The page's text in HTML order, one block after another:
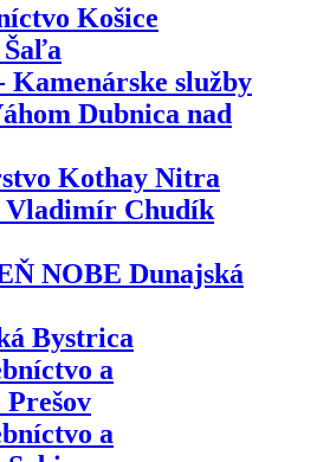
Košice
Kamenárske služby
Dubnica nad
Kothay Nitra
Vladimír Chudík
NOBE Dunajská
Bystrica
a
a